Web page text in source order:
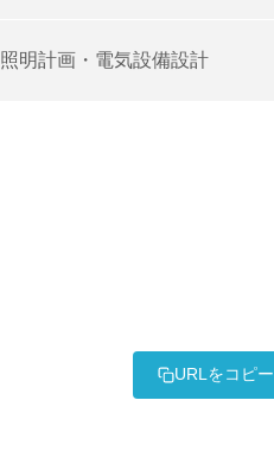
照明計画・電気設備設計
URLをコピー